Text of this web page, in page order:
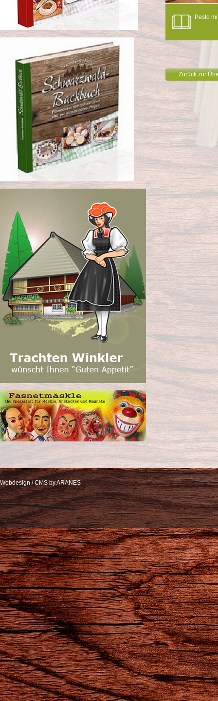
Pesto
Zurück zur
Webdesign / CMS by ARANES